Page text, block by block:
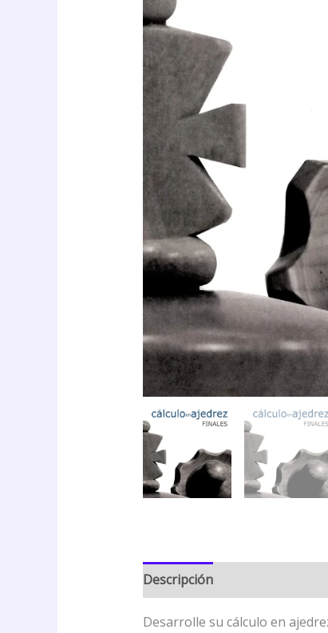
Descripción
Desarrolle su cálculo en